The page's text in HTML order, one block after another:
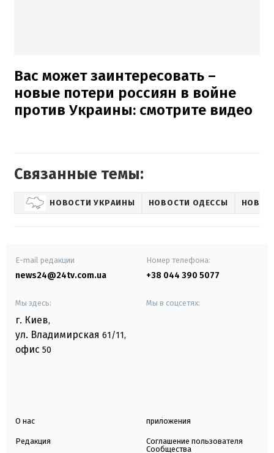
Вас может заинтересовать –
новые потери россиян в войне
против Украины: смотрите видео
Связанные темы:
НОВОСТИ УКРАИНЫ НОВОСТИ ОДЕССЫ
E-mail редакции
news24@24tv.com.ua
Номер телефона:
+38 044 390 5077
Мы здесь:
г. Киев,
ул. Владимирская 61/11,
офис 50
Мы в соцсетях:
О нас
Редакция
приложения
Соглашение пользователя
Сообщества